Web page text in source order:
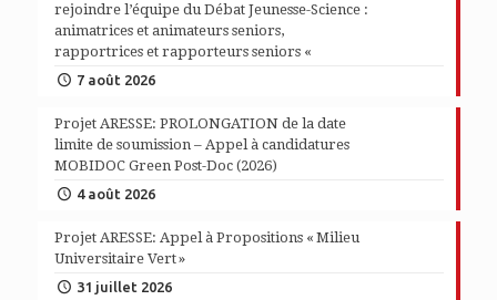
rejoindre l’équipe du Débat Jeunesse-Science :
animatrices et animateurs seniors,
rapportrices et rapporteurs seniors «
7 août 2026
Projet ARESSE: PROLONGATION de la date
limite de soumission – Appel à candidatures
MOBIDOC Green Post-Doc (2026)
4 août 2026
Projet ARESSE: Appel à Propositions « Milieu
Universitaire Vert »
31 juillet 2026